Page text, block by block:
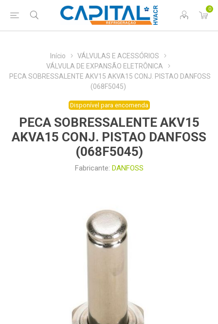
0
Início
VÁLVULAS E ACESSÓRIOS
VÁLVULA DE EXPANSÃO ELETRÔNICA
PECA SOBRESSALENTE AKV15 AKVA15 CONJ. PISTAO DANFOSS
(068F5045)
Disponível para encomenda
PECA SOBRESSALENTE AKV15
AKVA15 CONJ. PISTAO DANFOSS
(068F5045)
Fabricante: DANFOSS